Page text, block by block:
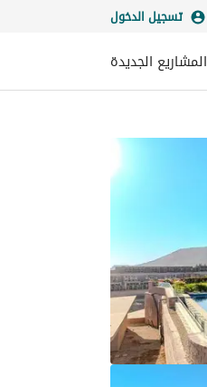
تسجيل الدخول
المشاريع الجديدة